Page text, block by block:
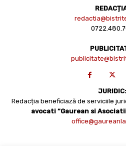
JURIDIC:
Redacția beneficiază de serviciile
avocati “Gaurean si